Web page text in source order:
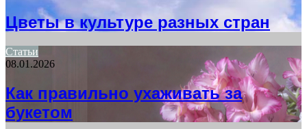
Цветы в культуре разных стран
Статьи
08.01.2026
Как правильно ухаживать за
букетом